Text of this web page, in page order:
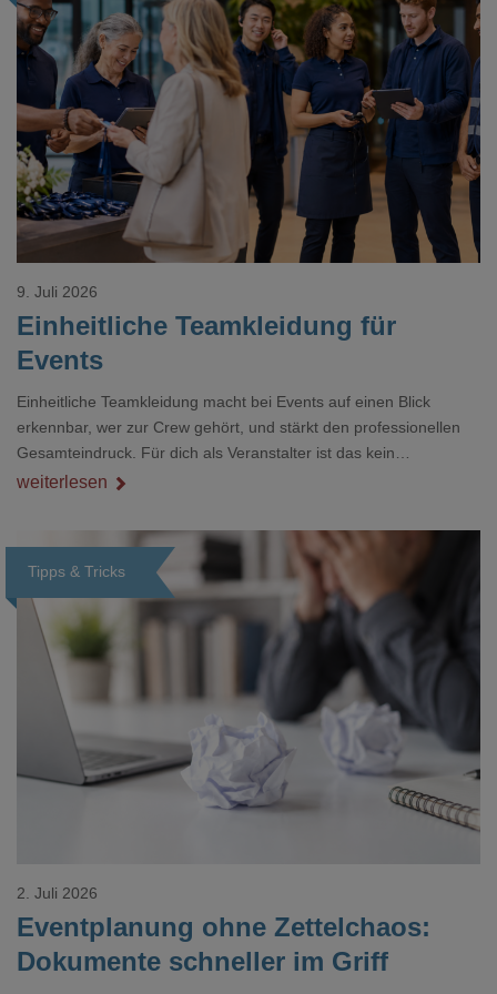
Loading...
Einheitliche Teamkleidung für
Events
9. Juli 2026
Einheitliche Teamkleidung macht bei Events auf einen Blick
erkennbar, wer zur Crew gehört, und stärkt den professionellen
Gesamteindruck. Für dich als Veranstalter ist das kein
Nebenthema: Bei Textilien mit Stickerei oder mehreren
weiterlesen
Tipps & Tricks
Loading...
Eventplanung ohne Zettelchaos:
Dokumente schneller im Griff
2. Juli 2026